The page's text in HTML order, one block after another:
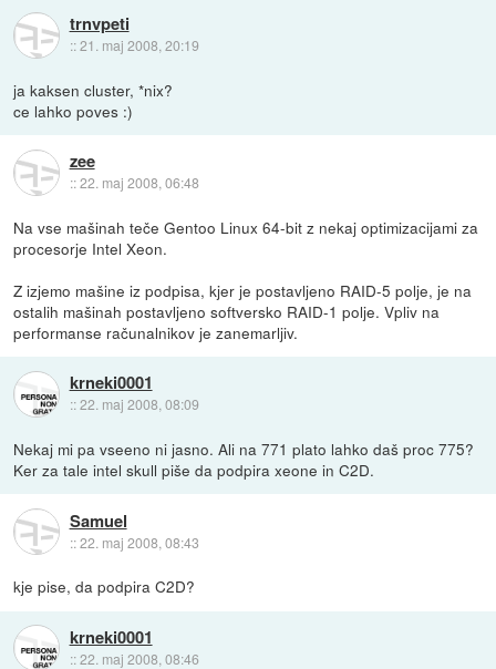
trnvpeti
::21. maj 2008, 20:19
ja kaksen cluster, *nix?
ce lahko poves :)
zee
::22. maj 2008, 06:48
Na vse mašinah teče Gentoo Linux 64-bit z nekaj optimizacijami za
procesorje Intel Xeon.
Z izjemo mašine iz podpisa, kjer je postavljeno RAID-5 polje, je na
ostalih mašinah postavljeno softversko RAID-1 polje. Vpliv na
performanse računalnikov je zanemarljiv.
krneki0001
::22. maj 2008, 08:09
Nekaj mi pa vseeno ni jasno. Ali na 771 plato lahko daš proc 775?
Ker za tale intel skull piše da podpira xeone in C2D.
Samuel
::22. maj 2008, 08:43
kje pise, da podpira C2D?
krneki0001
::22. maj 2008, 08:46